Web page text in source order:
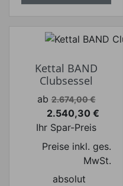
Kettal BAND
Clubsessel
Verkaufspreis
ab 2.674,00 €
Preis
2.540,30 €
Ihr Spar-Preis
Preise inkl. ges.
MwSt.
absolut